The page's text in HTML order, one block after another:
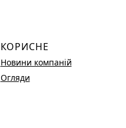
КОРИСНЕ
Новини компаній
Огляди